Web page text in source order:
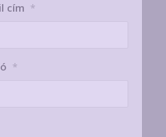
cím *
*